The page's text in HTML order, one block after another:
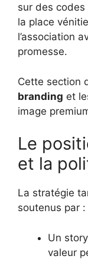
sur des
la place
l’association
promesse.
Cette section
branding et
image
Le
et la
La stratégie
soutenus par :
Un
valeur